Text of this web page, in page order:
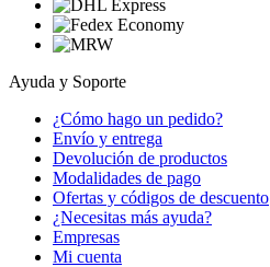
Ayuda y Soporte
¿Cómo hago un pedido?
Envío y entrega
Devolución de productos
Modalidades de pago
Ofertas y códigos de descuento
¿Necesitas más ayuda?
Empresas
Mi cuenta